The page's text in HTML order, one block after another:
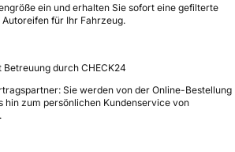
ein und erhalten Sie sofort eine gefilterte
für Ihr Fahrzeug.
durch CHECK24
Sie werden von der Online-Bestellung
hin zum persönlichen Kundenservice von